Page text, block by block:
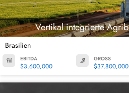
Vertikal integrierte
Brasilien
EBITDA
$3,600,000
GROSS
$37,800,000